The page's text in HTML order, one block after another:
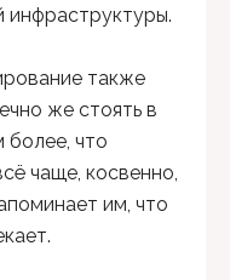
инфраструктуры.
также
же стоять в
что
чаще, косвенно,
им, что